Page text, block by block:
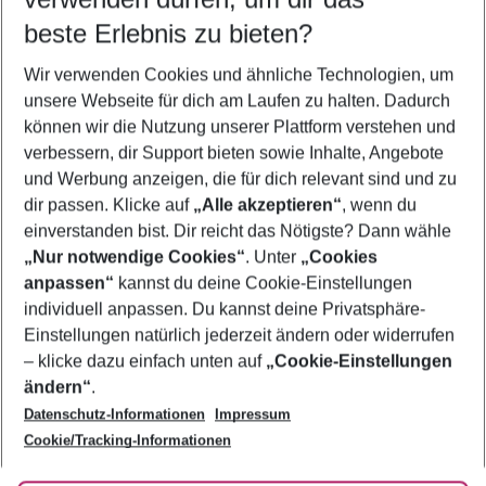
5-8 Nächte
2 Erwachsene Keine Kinder
Mehr Filter anzeigen
Footer
Footer navigation
Über uns
AGB
Bestpreisgarantie
Cookie-Einstellungen ändern
Cookie-Richtlinie
Agenturbetreuung
Barrierefreies Reisen
Folge uns
beste Erlebnis zu bieten?
Wir verwenden Cookies und ähnliche Technologien, um
unsere Webseite für dich am Laufen zu halten. Dadurch
können wir die Nutzung unserer Plattform verstehen und
verbessern, dir Support bieten sowie Inhalte, Angebote
und Werbung anzeigen, die für dich relevant sind und zu
dir passen. Klicke auf „Alle akzeptieren“, wenn du
einverstanden bist. Dir reicht das Nötigste? Dann wähle
„Nur notwendige Cookies“. Unter „Cookies
anpassen“ kannst du deine Cookie-Einstellungen
individuell anpassen. Du kannst deine Privatsphäre-
Einstellungen natürlich jederzeit ändern oder widerrufen
– klicke dazu einfach unten auf „Cookie-Einstellungen
ändern“.
Datenschutz-Informationen
Impressum
Cookie/Tracking-Informationen